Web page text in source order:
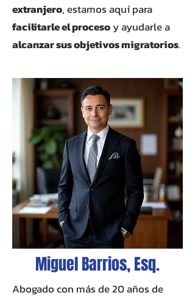
extranjero, estamos aquí para
facilitarle el procesoy ayudarle a
alcanzar sus objetivos migratorios.
Miguel Barrios, Esq.
Abogado con más de 20 años de